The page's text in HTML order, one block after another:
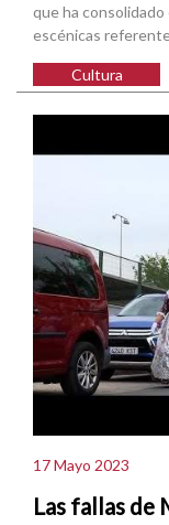
que ha
escénicas
Cultura
17 Mayo 2023
Las fallas de